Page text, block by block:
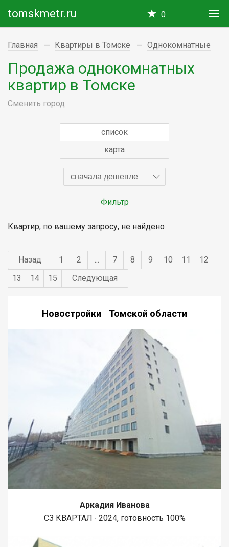
tomskmetr.ru 0
Главная Квартиры в Томске Однокомнатные
Продажа однокомнатных
квартир в Томске
Сменить город
список
карта
сначала дешевле
Фильтр
Квартир, по вашему запросу, не найдено
Назад 1 2 7 8 9 10 11
12
13
14 15 Следующая
Новостройки Томской области
Аркадия Иванова
СЗ КВАРТАЛ ∙ 2024, готовность 100%